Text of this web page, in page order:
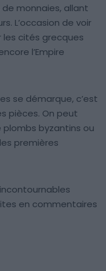
monnaies, allant
L’occasion de voir
les cités grecques
l’Empire
se démarque, c’est
pièces. On peut
byzantins ou
premières
en commentaires